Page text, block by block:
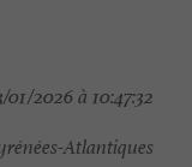
01/2026 à 10:47:32
Atlantiques